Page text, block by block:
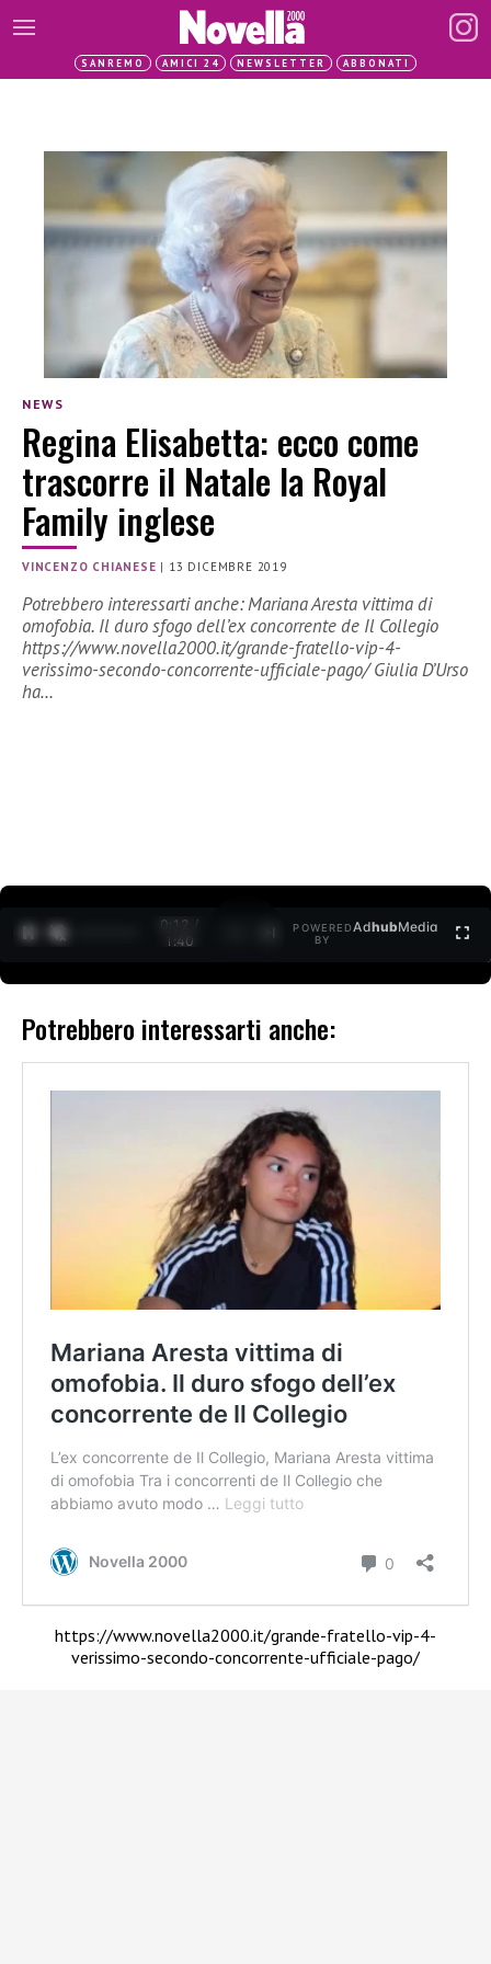
SANREMO AMICI 24 NEWSLETTER ABBONATI
NEWS
Regina Elisabetta: ecco come
trascorre il Natale la Royal
Family inglese
VINCENZO CHIANESE | 13 DICEMBRE 2019
Potrebbero interessarti anche: Mariana Aresta vittima di
omofobia. Il duro sfogo dell’ex concorrente de Il Collegio
https://www.novella2000.it/grande-fratello-vip-4-
verissimo-secondo-concorrente-ufficiale-pago/ Giulia D’Urso
ha…
0:12 /
1:40
POWERED
BY
AdhubMedia
Potrebbero interessarti anche:
https://www.novella2000.it/grande-fratello-vip-4-
verissimo-secondo-concorrente-ufficiale-pago/